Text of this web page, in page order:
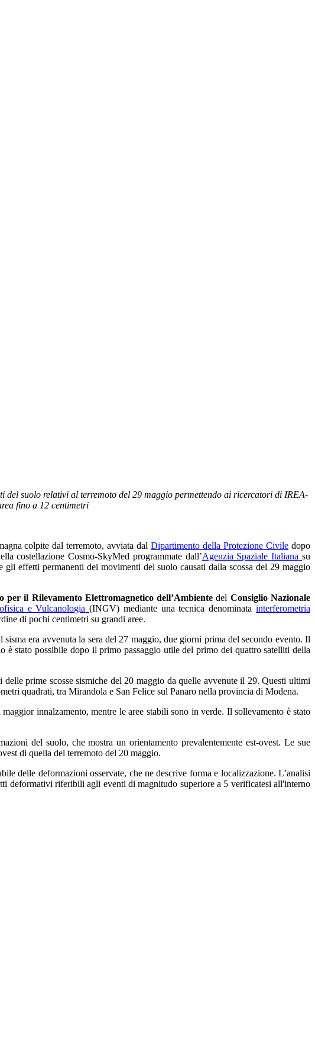
del suolo relativi al terremoto del 29 maggio permettendo ai ricercatori di IREA-
fino a 12 centimetri
colpite dal terremoto, avviata dalDipartimento della Protezione Civile dopo
costellazione Cosmo-SkyMed programmate dall’Agenzia Spaziale Italiana su
effetti permanenti dei movimenti del suolo causati dalla scossa del 29 maggio
per il Rilevamento Elettromagnetico dell’Ambiente del Consiglio Nazionale
e Vulcanologia (INGV) mediante una tecnica denominatainterferometria
di pochi centimetri su grandi aree.
era avvenuta la sera del 27 maggio, due giorni prima del secondo evento. Il
è stato possibile dopo il primo passaggio utile del primo dei quattro satelliti della
prime scosse sismiche del 20 maggio da quelle avvenute il 29. Questi ultimi
quadrati, tra Mirandola e San Felice sul Panaro nella provincia di Modena.
innalzamento, mentre le aree stabili sono in verde. Il sollevamento è stato
del suolo, che mostra un orientamento prevalentemente est-ovest. Le sue
di quella del terremoto del 20 maggio.
delle deformazioni osservate, che ne descrive forma e localizzazione. L’analisi
deformativi riferibili agli eventi di magnitudo superiore a 5 verificatesi all'interno